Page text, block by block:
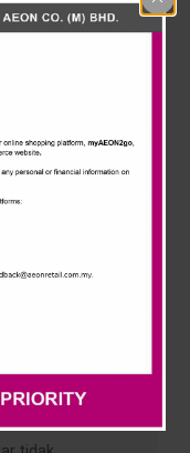
kehidupan
peralatan
inisiatif
mensasarkan
yang layak”,
Ketua
pelajar yang
Pendidikan